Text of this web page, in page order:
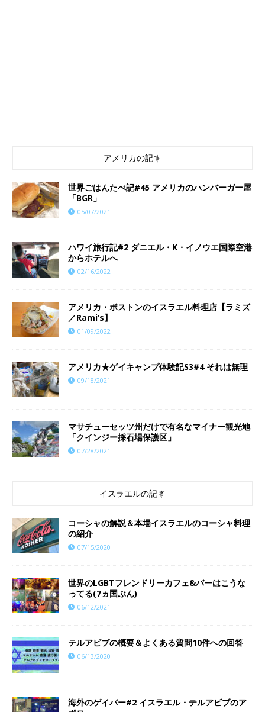
アメリカの記事
世界ごはんたべ記#45 アメリカのハンバーガー屋
「BGR」
05/07/2021
ハワイ旅行記#2 ダニエル・K・イノウエ国際空港
からホテルへ
02/16/2022
アメリカ・ボストンのイスラエル料理店【ラミズ
／Rami’s】
01/09/2022
アメリカ★ゲイキャンプ体験記S3#4 それは無理
09/18/2021
マサチューセッツ州だけで有名なマイナー観光地
「クインジー採石場保護区」
07/28/2021
イスラエルの記事
コーシャの解説＆本場イスラエルのコーシャ料理
の紹介
07/15/2020
世界のLGBTフレンドリーカフェ&バーはこうな
ってる(7ヵ国ぶん)
06/12/2021
テルアビブの概要＆よくある質問10件への回答
06/13/2020
海外のゲイバー#2 イスラエル・テルアビブのア